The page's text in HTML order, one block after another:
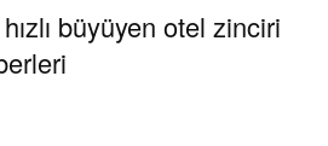
büyüyen otel zinciri